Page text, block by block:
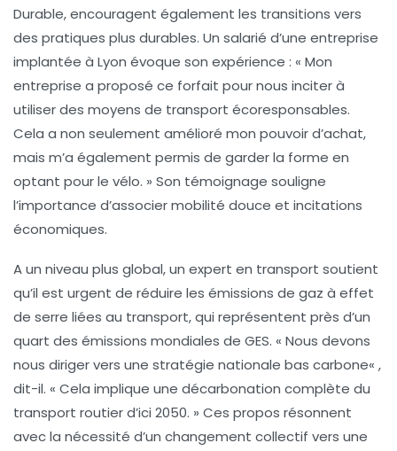
Durable, encouragent également les transitions vers
des pratiques plus durables. Un salarié d’une entreprise
implantée à Lyon évoque son expérience : « Mon
entreprise a proposé ce forfait pour nous inciter à
utiliser des moyens de transport écoresponsables.
Cela a non seulement amélioré mon pouvoir d’achat,
mais m’a également permis de garder la forme en
optant pour le vélo. » Son témoignage souligne
l’importance d’associermobilité douce et incitations
économiques.
A un niveau plus global, un expert en transport soutient
qu’il est urgent de réduire les émissions de gaz à effet
de serre liées au transport, qui représentent près d’un
quart des émissions mondiales de GES. « Nous devons
nous diriger vers une stratégie nationale bas carbone« ,
dit-il. « Cela implique une décarbonation complète du
transport routier d’ici 2050. » Ces propos résonnent
avec la nécessité d’un changement collectif vers une